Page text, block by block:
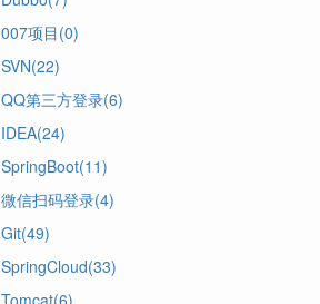
007项目(0)
SVN(22)
QQ第三方登录(6)
IDEA(24)
SpringBoot(11)
微信扫码登录(4)
Git(49)
SpringCloud(33)
Tomcat(6)